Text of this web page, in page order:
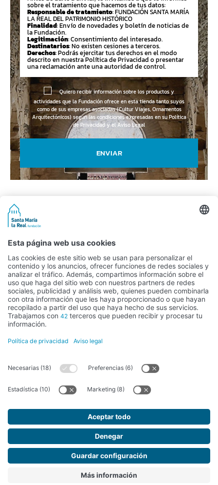
sobre el tratamiento que hacemos de tus datos:
Responsable de tratamiento: FUNDACIÓN SANTA MARÍA
LA REAL DEL PATRIMONIO HISTÓRICO
Finalidad: Envío de novedades y boletín de noticias de
la Fundación.
Legitimación: Consentimiento del interesado.
Destinatarios: No existen cesiones a terceros.
Derechos: Podrás ejercitar tus derechos en el modo
descrito en nuestra Política de Privacidad o presentar
una reclamación ante una autoridad de control.
Quiero recibir información sobre los productos y
actividades que la Fundación ofrece en esta tienda tanto suyos
como de sus empresas asociadas (Cultur Viajes, Ornamentos
Arquitectónicos) según las condiciones expresadas en suPolítica
de Privacidad y el Aviso Legal
ENVIAR
Actividad subvencionada por el Ministerio de Educación, Cultura y
Deporte
FUNDACIÓN SANTA MARÍA LA REAL DEL PATRIMONIO HISTÓRICO –
Avda. Ronda, 1-3. 34.800 Aguilar de Campoo (Palencia) | 979 125 000 –
tienda@santamarialareal.org
Inscrita desde el 24 de junio de 1994 en el registro de Fundaciones del
Ministerio de Educación, Cultura y Deporte
Fundación Santa María la Real © 2026. Todos los derechos reservados.